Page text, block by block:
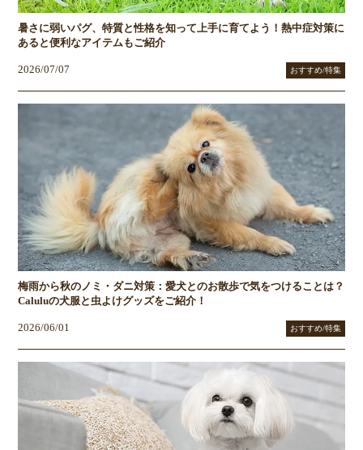
暑さに弱いパグ、特質と性格を知って上手に育てよう！熱中症対策に
あると便利なアイテムもご紹介
2026/07/07 おすすめ/特集
梅雨から秋のノミ・ダニ対策：愛犬とのお散歩で気をつけることは？
Caluluの犬服と虫よけグッズをご紹介！
2026/06/01 おすすめ/特集